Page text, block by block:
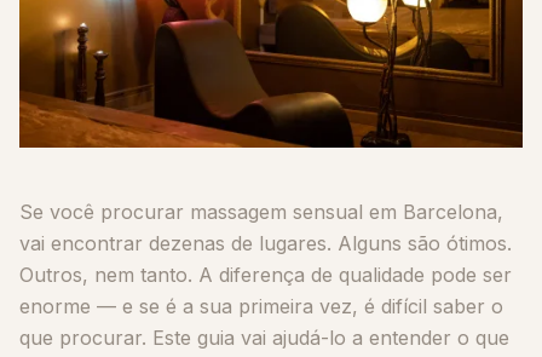
Se você procurar massagem sensual em Barcelona,
vai encontrar dezenas de lugares. Alguns são ótimos.
Outros, nem tanto. A diferença de qualidade pode ser
enorme — e se é a sua primeira vez, é difícil saber o
que procurar. Este guia vai ajudá-lo a entender o que